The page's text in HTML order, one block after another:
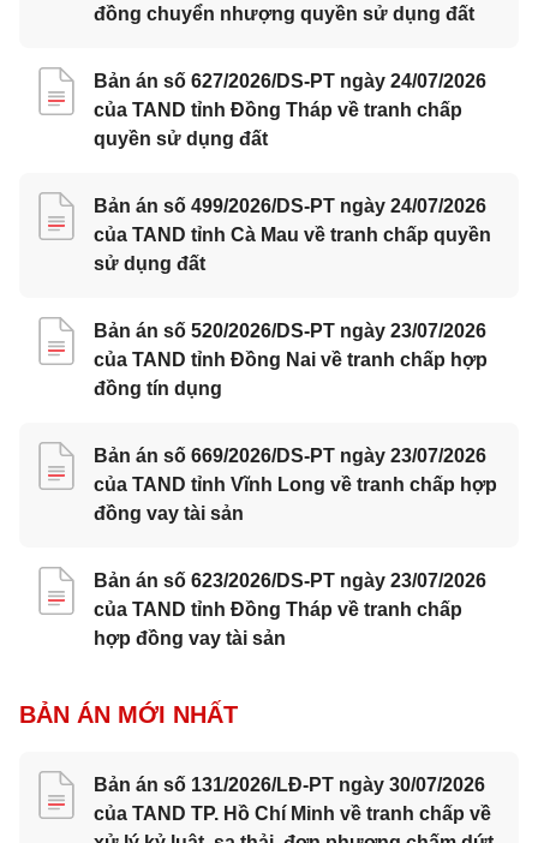
đồng chuyển nhượng quyền sử dụng đất
Bản án số 627/2026/DS-PT ngày 24/07/2026
của TAND tỉnh Đồng Tháp về tranh chấp
quyền sử dụng đất
Bản án số 499/2026/DS-PT ngày 24/07/2026
của TAND tỉnh Cà Mau về tranh chấp quyền
sử dụng đất
Bản án số 520/2026/DS-PT ngày 23/07/2026
của TAND tỉnh Đồng Nai về tranh chấp hợp
đồng tín dụng
Bản án số 669/2026/DS-PT ngày 23/07/2026
của TAND tỉnh Vĩnh Long về tranh chấp hợp
đồng vay tài sản
Bản án số 623/2026/DS-PT ngày 23/07/2026
của TAND tỉnh Đồng Tháp về tranh chấp
hợp đồng vay tài sản
BẢN ÁN MỚI NHẤT
Bản án số 131/2026/LĐ-PT ngày 30/07/2026
của TAND TP. Hồ Chí Minh về tranh chấp về